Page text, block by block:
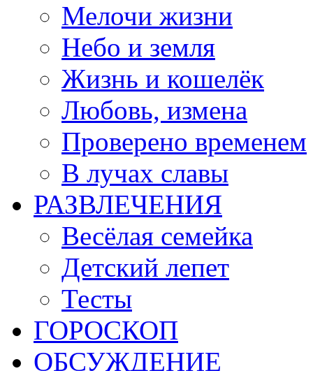
Мелочи жизни
Небо и земля
Жизнь и кошелёк
Любовь, измена
Проверено временем
В лучах славы
РАЗВЛЕЧЕНИЯ
Весёлая семейка
Детский лепет
Тесты
ГОРОСКОП
ОБСУЖДЕНИЕ